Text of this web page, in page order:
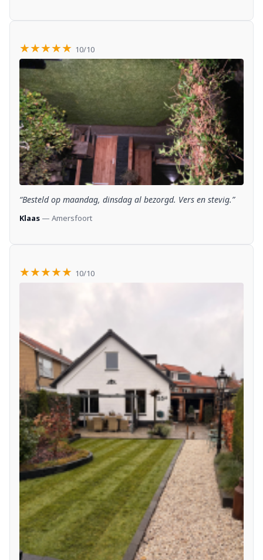
★★★★★ 10/10
“Besteld op maandag, dinsdag al bezorgd. Vers en stevig.”
Klaas — Amersfoort
★★★★★ 10/10